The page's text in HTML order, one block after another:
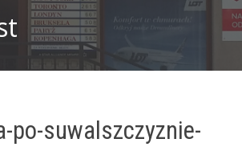
po-suwalszczyznie-